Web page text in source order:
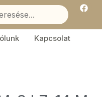
F
a
e
Kapcsolat